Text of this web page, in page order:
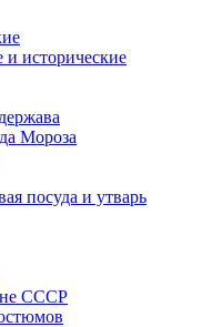
и исторические
Мороза
посуда и утварь
СССР